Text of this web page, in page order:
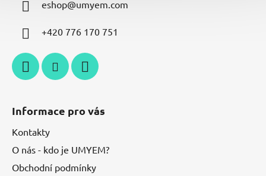
eshop@umyem.com
+420 776 170 751
Informace pro vás
Kontakty
O nás - kdo je UMYEM?
Obchodní podmínky